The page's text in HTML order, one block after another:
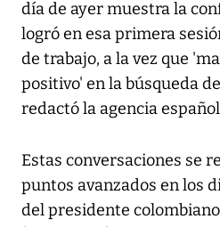
día de ayer muestra la
logró en esa primera
de trabajo, a la vez que
positivo' en la búsqueda
redactó la agencia
Estas conversaciones se
puntos avanzados en los
del presidente